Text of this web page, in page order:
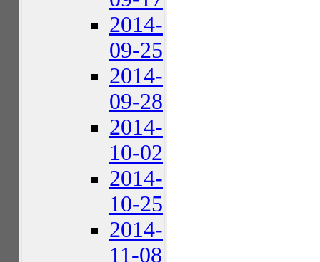
2014-
09-25
2014-
09-28
2014-
10-02
2014-
10-25
2014-
11-08